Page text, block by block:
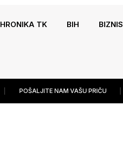
HRONIKA TK BIH BIZNIS
POŠALJITE NAM VAŠU PRIČU